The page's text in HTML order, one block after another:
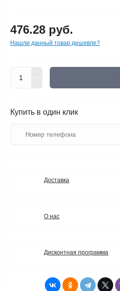
476.28 руб.
Нашли данный товар дешевле?
Купить в один клик
Доставка
О нас
Дисконтная программа